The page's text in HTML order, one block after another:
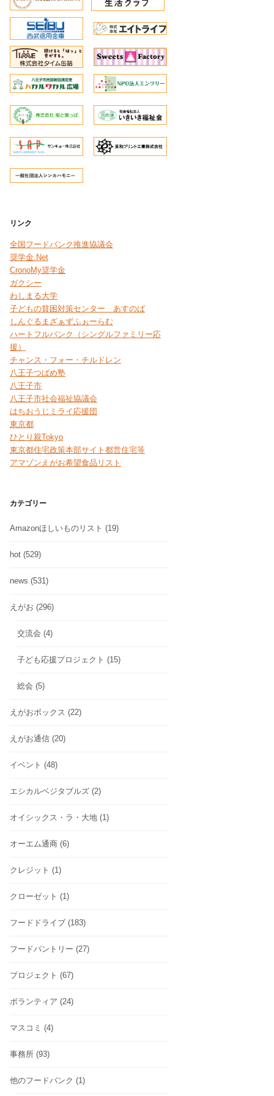
リンク
全国フードバンク推進協議会
奨学金.Net
CronoMy奨学金
ガクシー
わしまる大学
子どもの貧困対策センター あすのば
しんぐるまざぁずふぉーらむ
ハートフルバンク（シングルファミリー応
援）
チャンス・フォー・チルドレン
八王子つばめ塾
八王子市
八王子市社会福祉協議会
はちおうじミライ応援団
東京都
ひとり親Tokyo
東京都住宅政策本部サイト都営住宅等
アマゾンえがお希望食品リスト
カテゴリー
Amazonほしいものリスト (19)
hot (529)
news (531)
えがお (296)
交流会 (4)
子ども応援プロジェクト (15)
総会 (5)
えがおボックス (22)
えがお通信 (20)
イベント (48)
エシカルベジタブルズ (2)
オイシックス・ラ・大地 (1)
オーエム通商 (6)
クレジット (1)
クローゼット (1)
フードドライブ (183)
フードパントリー (27)
プロジェクト (67)
ボランティア (24)
マスコミ (4)
事務所 (93)
他のフードバンク (1)